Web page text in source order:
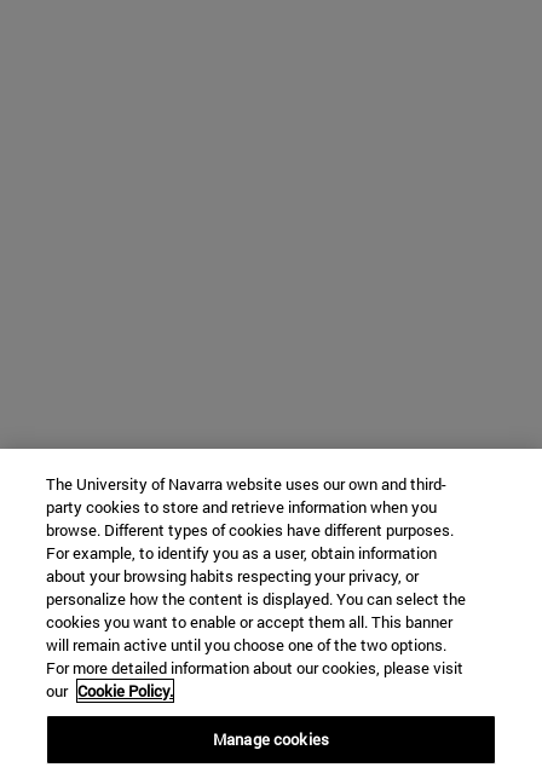
The University of Navarra website uses our own and third-
party cookies to store and retrieve information when you
browse. Different types of cookies have different purposes.
For example, to identify you as a user, obtain information
about your browsing habits respecting your privacy, or
personalize how the content is displayed. You can select the
cookies you want to enable or accept them all. This banner
will remain active until you choose one of the two options.
For more detailed information about our cookies, please visit
our Cookie Policy.
Manage cookies